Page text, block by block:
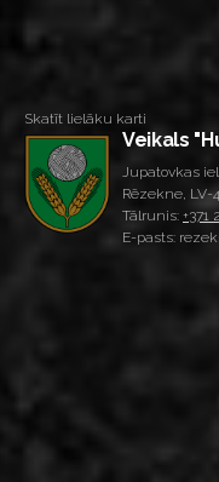
Skatīt lielāku karti
Veikals
Jupatovkas
Rēzekne, LV-
Tālrunis: +371
E-pasts: